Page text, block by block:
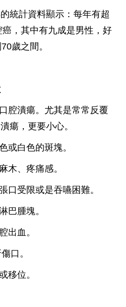
統計資料顯示：每年有超
，其中有九成是男性，好
歲之間。
腔潰瘍。尤其是常常反覆
瘍，更要小心。
或白色的斑塊。
木、疼痛感。
口受限或是吞嚥困難。
巴腫塊。
出血。
口。
移位。